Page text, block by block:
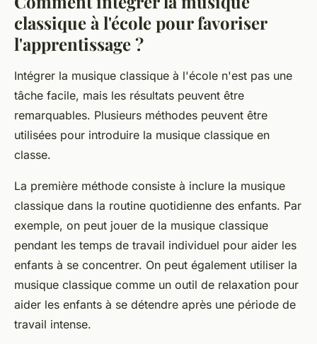
classique à l'école pour favoriser
l'apprentissage ?
Intégrer la musique classique à l'école n'est pas une
tâche facile, mais les résultats peuvent être
remarquables. Plusieurs méthodes peuvent être
utilisées pour introduire la musique classique en
classe.
La première méthode consiste à inclure la musique
classique dans la routine quotidienne des enfants. Par
exemple, on peut jouer de la musique classique
pendant les temps de travail individuel pour aider les
enfants à se concentrer. On peut également utiliser la
musique classique comme un outil de relaxation pour
aider les enfants à se détendre après une période de
travail intense.